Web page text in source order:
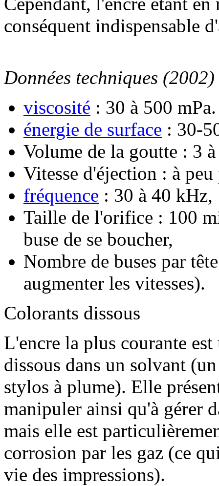
conséquent indispensable
Données techniques
viscosité : 30 à 500
énergie de surface : 30-
Volume de la goutte : 3
Vitesse d'éjection : à peu
fréquence : 30 à 40 kHz,
Taille de l'orifice : 100
buse de se boucher,
Nombre de buses par
augmenter les vitesses).
Colorants dissous
L'encre la plus courante
dissous dans un solvant
stylos à plume). Elle
manipuler ainsi qu'à gérer
mais elle est
corrosion par les gaz (ce
vie des impressions).